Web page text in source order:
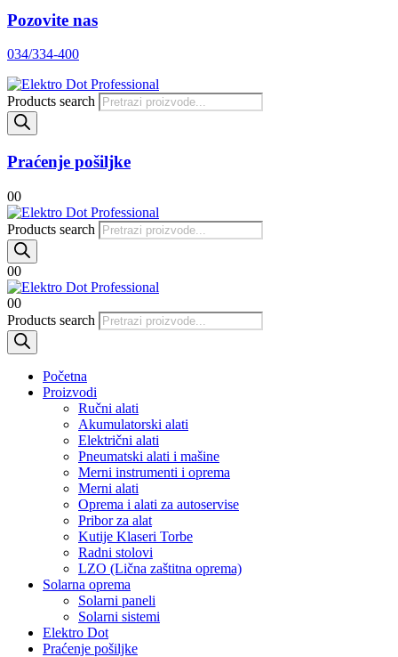
Pozovite nas
034/334-400
Products search
Praćenje pošiljke
00
Products search
00
00
Products search
Početna
Proizvodi
Ručni alati
Akumulatorski alati
Električni alati
Pneumatski alati i mašine
Merni instrumenti i oprema
Merni alati
Oprema i alati za autoservise
Pribor za alat
Kutije Klaseri Torbe
Radni stolovi
LZO (Lična zaštitna oprema)
Solarna oprema
Solarni paneli
Solarni sistemi
Elektro Dot
Praćenje pošiljke